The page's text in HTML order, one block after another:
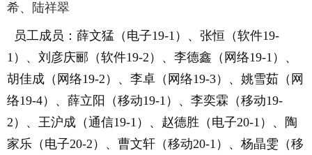
希、陆祥翠
员工成员：薛文猛（电子19-1 ）、张恒（软件19-
1 ）、刘彦庆郦（软件19-2 ）、李德鑫（网络19-1 ）、
胡佳成（网络19-2 ）、李卓（网络19-3）、姚雪茹（网
络19-4）、薛立阳（移动19-1 ）、李奕霖（移动19-
2 ）、王沪成（通信19-1 ）、赵德胜（电子20-1 ）、陶
家乐（电子20-2 ）、曹文轩（移动20-1 ）、杨晶雯（移